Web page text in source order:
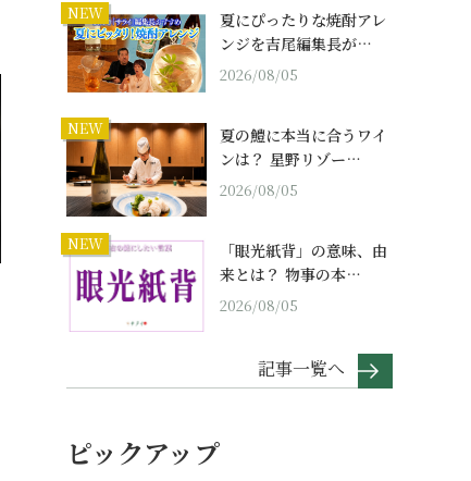
NEW
夏にぴったりな焼酎アレ
ンジを吉尾編集長が…
2026/08/05
NEW
夏の鱧に本当に合うワイ
ンは？ 星野リゾー…
2026/08/05
NEW
「眼光紙背」の意味、由
来とは？ 物事の本…
2026/08/05
記事一覧へ
ピックアップ